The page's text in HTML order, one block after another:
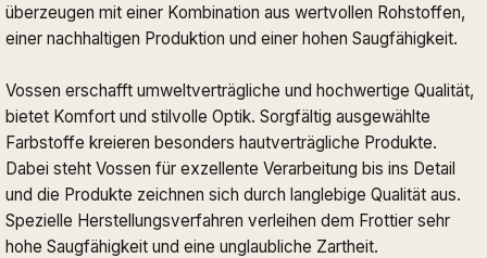
überzeugen mit einer Kombination aus wertvollen Rohstoffen,
einer nachhaltigen Produktion und einer hohen Saugfähigkeit.
Vossen erschafft umweltverträgliche und hochwertige Qualität,
bietet Komfort und stilvolle Optik. Sorgfältig ausgewählte
Farbstoffe kreieren besonders hautverträgliche Produkte.
Dabei steht Vossen für exzellente Verarbeitung bis ins Detail
und die Produkte zeichnen sich durch langlebige Qualität aus.
Spezielle Herstellungsverfahren verleihen dem Frottier sehr
hohe Saugfähigkeit und eine unglaubliche Zartheit.